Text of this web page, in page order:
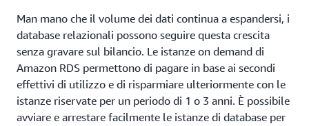
Man mano che il volume dei dati continua a espandersi, i
database relazionali possono seguire questa crescita
senza gravare sul bilancio. Le istanze on demand di
Amazon RDS permettono di pagare in base ai secondi
effettivi di utilizzo e di risparmiare ulteriormente con le
istanze riservate per un periodo di 1 o 3 anni. È possibile
avviare e arrestare facilmente le istanze di database per